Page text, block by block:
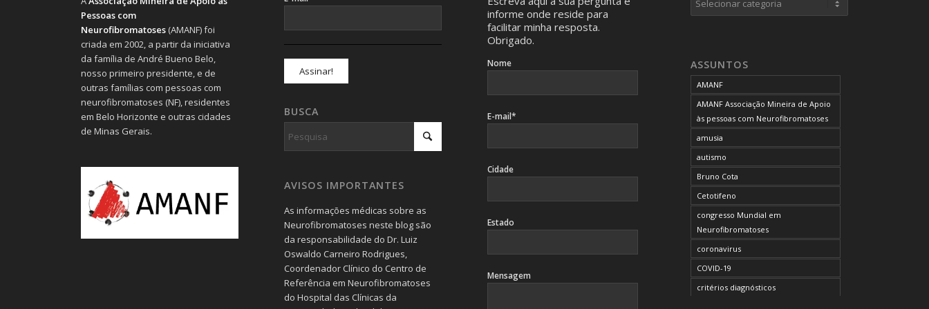
neurofibromas cutâneos
neurofibromatose do tipo 2
neurofibromatoses
OCUPAÇÃO DO BLOG
onde tratar
problemas comportamentais
reunião mensal da AMANF
selumetinibe
Sem categoria
SUS
TDAH
tratamento
Pessoas com
Neurofibromatoses (AMANF) foi
criada em 2002, a partir da iniciativa
da família de André Bueno Belo,
nosso primeiro presidente, e de
outras famílias com pessoas com
neurofibromatoses (NF), residentes
em Belo Horizonte e outras cidades
de Minas Gerais.
BUSCA
AVISOS IMPORTANTES
As informações médicas sobre as
Neurofibromatoses neste blog são
da responsabilidade do Dr. Luiz
Oswaldo Carneiro Rodrigues,
Coordenador Clínico do Centro de
Referência em Neurofibromatoses
do Hospital das Clínicas da
informe onde reside para
facilitar minha resposta.
Obrigado.
Nome
E-mail*
Cidade
Estado
Mensagem
ASSUNTOS
AMANF
AMANF Associação Mineira de Apoio
às pessoas com Neurofibromatoses
amusia
autismo
Bruno Cota
Cetotifeno
congresso Mundial em
Neurofibromatoses
coronavirus
COVID-19
critérios diagnósticos